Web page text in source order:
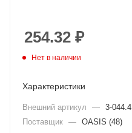
254.32 ₽
Нет в наличии
Характеристики
Внешний артикул — 3-044.4
Поставщик — OASIS (48)